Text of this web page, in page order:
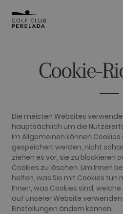
Cookie-
Die meisten Websites
hauptsächlich um die
Im Allgemeinen können
gespeichert werden, nicht
ziehen es vor, sie zu blockieren
Cookies zu löschen. Um Ihnen
helfen, was Sie mit Cookies tun
Ihnen, was Cookies sind,
auf unserer Website verwenden
Einstellungen ändern können.